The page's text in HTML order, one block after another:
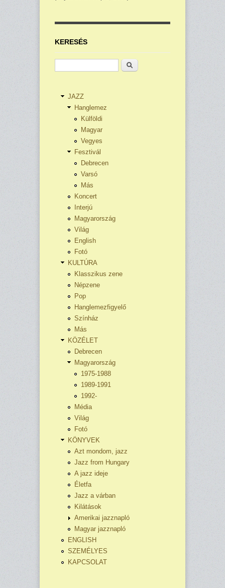
KERESÉS
Keresés
JAZZ
Hanglemez
Külföldi
Magyar
Vegyes
Fesztivál
Debrecen
Varsó
Más
Koncert
Interjú
Magyarország
Világ
English
Fotó
KULTÚRA
Klasszikus zene
Népzene
Pop
Hanglemezfigyelő
Színház
Más
KÖZÉLET
Debrecen
Magyarország
1975-1988
1989-1991
1992-
Média
Világ
Fotó
KÖNYVEK
Azt mondom, jazz
Jazz from Hungary
A jazz ideje
Életfa
Jazz a várban
Kilátások
Amerikai jazznapló
Magyar jazznapló
ENGLISH
SZEMÉLYES
KAPCSOLAT